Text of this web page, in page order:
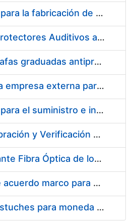
Acuerdo marco para la fabricación de piezas
Suministro de Protectores Auditivos a medida para las personas trabajadoras de los Centros de Trabajo de Madrid y Burgos
Suministro de gafas graduadas antiproyecciones para los trabajadores de la FNMT-RCM en los centros de trabajo de Madrid y Burgos
Servicios de una empresa externa para el asesoramiento y resolución de los recursos de alzada que se presentan relacionados con procesos de selección para la FNMT-RCM
Acuerdo marco para el suministro e instalación de persianas, estores y otros complementos
Servicio de Calibración y Verificación Externa de los Equipos de Medición del Servicio de Prevención de la FNMT-RCM
Conexión mediante Fibra Óptica de los Centros de Proceso de Datos (CPDs) de las sedes de la FNMT-RCM de Burgos y Madrid
Contratación de acuerdo marco para el Suministro de Material de Electricidad para la Fábrica Nacional de Moneda y Timbre-Real Casa de la Moneda en su centro de trabajo de Burgos
Suministro de estuches para moneda de 30 €